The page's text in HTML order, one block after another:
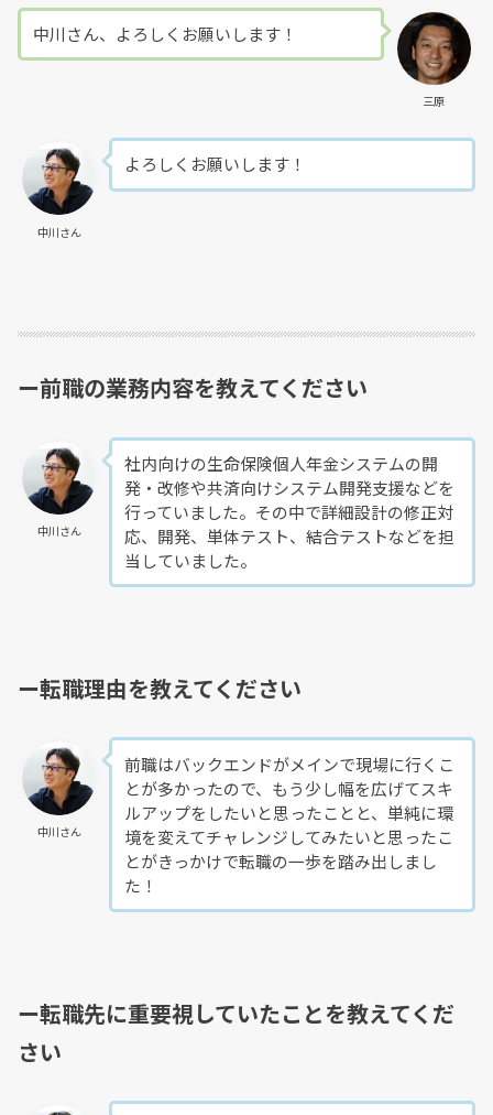
三原
中川さん、よろしくお願いします！
中川さん
よろしくお願いします！
ー前職の業務内容を教えてください
中川さん
社内向けの生命保険個人年金システムの開
発・改修や共済向けシステム開発支援などを
行っていました。その中で詳細設計の修正対
応、開発、単体テスト、結合テストなどを担
当していました。
ー転職理由を教えてください
中川さん
前職はバックエンドがメインで現場に行くこ
とが多かったので、もう少し幅を広げてスキ
ルアップをしたいと思ったことと、単純に環
境を変えてチャレンジしてみたいと思ったこ
とがきっかけで転職の一歩を踏み出しまし
た！
ー転職先に重要視していたことを教えてくだ
さい